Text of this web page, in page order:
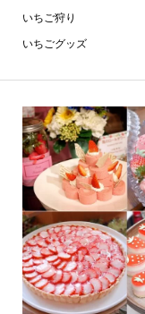
いちご狩り
いちごグッズ